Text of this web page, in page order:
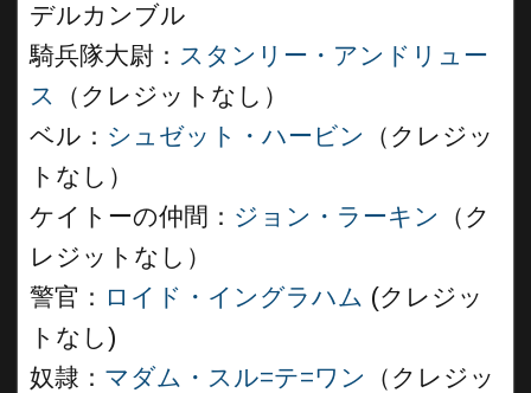
デルカンブル
騎兵隊大尉： スタンリー・アンドリュー
ス
（クレジットなし）
ベル： シュゼット・ハービン
（クレジッ
トなし）
ケイトーの仲間： ジョン・ラーキン
（ク
レジットなし）
警官： ロイド・イングラハム (クレジッ
トなし)
奴隷： マダム・スル=テ=ワン
（クレジッ